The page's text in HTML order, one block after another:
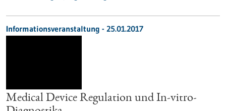
Informationsveranstaltung - 25.01.2017
Medical Device Regulation und In-vitro-